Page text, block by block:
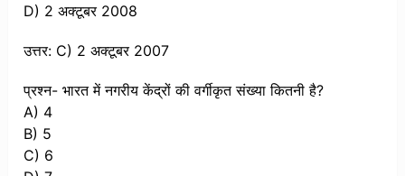
D) 2 अक्टूबर 2008
उत्तर: C) 2 अक्टूबर 2007
प्रश्न- भारत में नगरीय केंद्रों की वर्गीकृत संख्या कितनी है?
A) 4
B) 5
C) 6